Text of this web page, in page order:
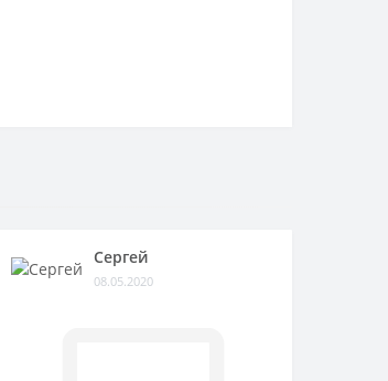
Сергей
08.05.2020